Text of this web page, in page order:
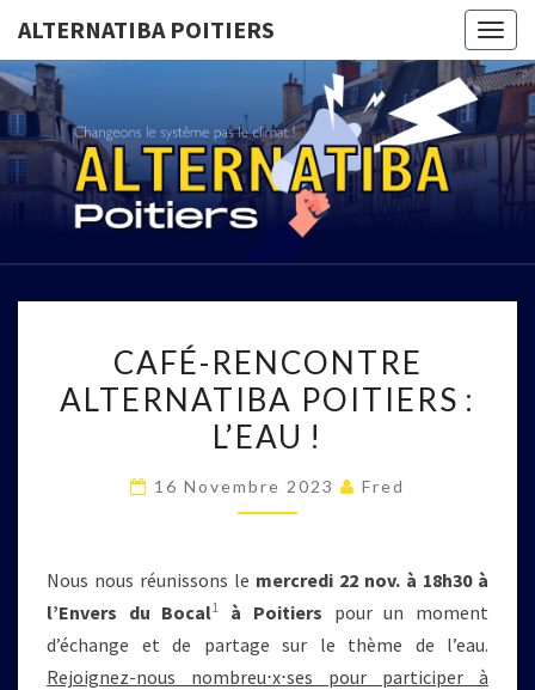
ALTERNATIBA POITIERS
Relevons
Le Défi,
Ensemble
RENCONTRE
ALTERNATIBA
POITIERS :
CAFÉ-RENCONTRE
ALTERNATIBA POITIERS :
L’EAU !
16 Novembre 2023 Fred
Nous nous réunissons le mercredi 22 nov. à 18h30 à
l’Envers du Bocal1 à Poitiers pour un moment
d’échange et de partage sur le thème de l’eau.
Rejoignez-nous nombreu⋅x⋅ses pour participer à